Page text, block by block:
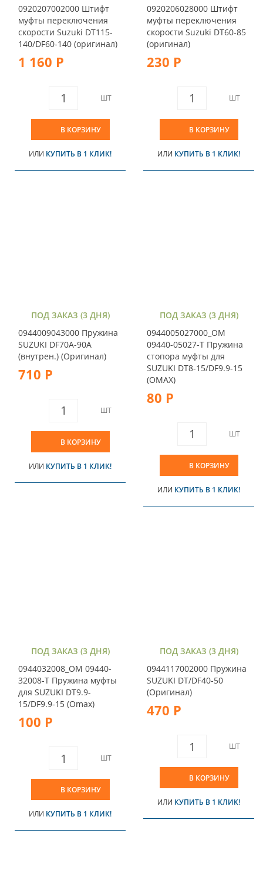
0920207002000 Штифт
муфты переключения
скорости Suzuki DT115-
140/DF60-140 (оригинал)
1 160 Р
ШТ
В КОРЗИНУ
ИЛИ КУПИТЬ В 1 КЛИК!
0920206028000 Штифт
муфты переключения
скорости Suzuki DT60-85
(оригинал)
230 Р
ШТ
В КОРЗИНУ
ИЛИ КУПИТЬ В 1 КЛИК!
ПОД ЗАКАЗ (3 ДНЯ)
0944009043000 Пружина
SUZUKI DF70A-90A
(внутрен.) (Оригинал)
710 Р
ШТ
В КОРЗИНУ
ИЛИ КУПИТЬ В 1 КЛИК!
ПОД ЗАКАЗ (3 ДНЯ)
0944005027000_OM
09440-05027-T Пружина
стопора муфты для
SUZUKI DT8-15/DF9.9-15
(OMAX)
80 Р
ШТ
В КОРЗИНУ
ИЛИ КУПИТЬ В 1 КЛИК!
ПОД ЗАКАЗ (3 ДНЯ)
0944032008_OM 09440-
32008-T Пружина муфты
для SUZUKI DT9.9-
15/DF9.9-15 (Omax)
100 Р
ШТ
В КОРЗИНУ
ИЛИ КУПИТЬ В 1 КЛИК!
ПОД ЗАКАЗ (3 ДНЯ)
0944117002000 Пружина
SUZUKI DT/DF40-50
(Оригинал)
470 Р
ШТ
В КОРЗИНУ
ИЛИ КУПИТЬ В 1 КЛИК!